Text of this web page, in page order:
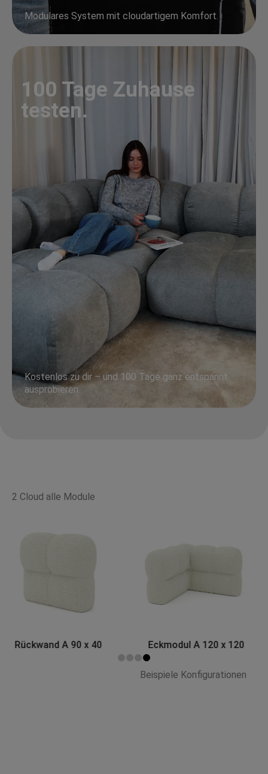
Modulares System mit cloudartigem Komfort.
100 Tage Zuhause
testen.
Kostenlos zu dir – und 100 Tage ganz entspannt
ausprobieren.
2 Cloud alle Module
Eckmodul A 120 x 120 Base AX 90 x 90
Beispiele Konfigurationen